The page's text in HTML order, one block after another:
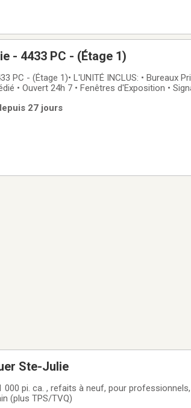
- 4433 PC - (Étage 1)
L'UNITÉ INCLUS: • Bureaux Privés • Salle de
27 jours
Ste-Julie
(plus TPS/TVQ)